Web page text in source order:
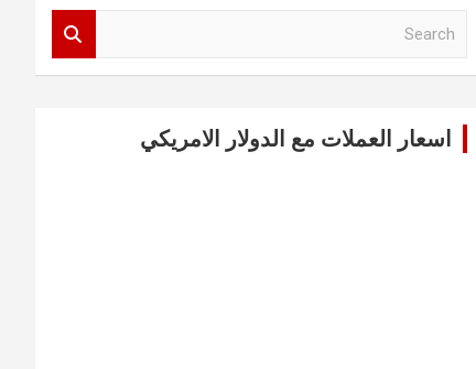
اسعار العملات مع الدولار الامريكي